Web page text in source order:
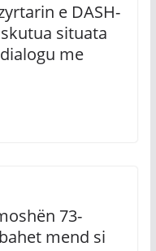
e DASH-
situata
me
73-
mend si